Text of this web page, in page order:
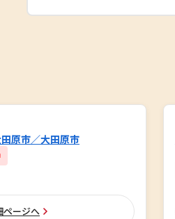
原市／大田原市
ページへ